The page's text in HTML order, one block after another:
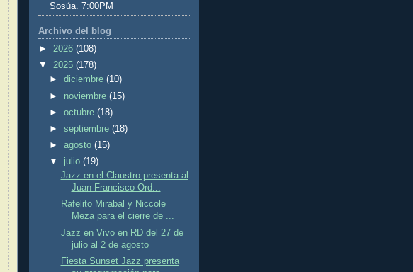
Sosúa. 7:00PM
Archivo del blog
► 2026 (108)
▼ 2025 (178)
►diciembre(10)
► noviembre(15)
►octubre(18)
►septiembre(18)
►agosto(15)
▼ julio(19)
Jazz en el Claustro presenta al
Juan Francisco Ord...
Rafelito Mirabal y Niccole
Meza para el cierre de ...
Jazz en Vivo en RD del 27 de
julio al 2 de agosto
Fiesta Sunset Jazz presenta